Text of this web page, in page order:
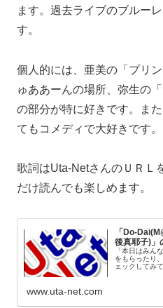
ます。過去ライブのブルー
す。
個人的には、亜美の「プリ
ゅああーんの場所、弥生の
の部分が特に好きです。ま
てもコメディで大好きです。
歌詞はUta-NetさんのＵＲＬ
だけ読んでも楽しめます。
「Do-
後真耶子)」
「本日はみん
をもらったり
ェックしてみ
www.uta-net.com